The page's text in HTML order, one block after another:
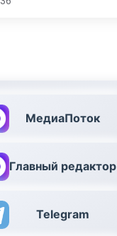
МедиаПоток
Главный редактор
Telegram